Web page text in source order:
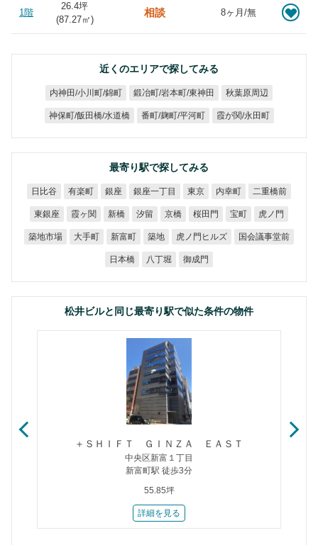
1階
26.4坪
(87.27㎡)
相談 8ヶ月/無
近くのエリアで探してみる
内神田/小川町/錦町 鍛冶町/岩本町/東神田 秋葉原周辺
神保町/飯田橋/水道橋 番町/麹町/平河町 霞が関/永田町
最寄り駅で探してみる
日比谷 有楽町 銀座 銀座一丁目 東京 内幸町 二重橋前
東銀座 霞ヶ関 新橋 汐留 京橋 桜田門 宝町 虎ノ門
築地市場 大手町 新富町 築地 虎ノ門ヒルズ 国会議事堂前
日本橋 八丁堀 御成門
松井ビルと同じ最寄り駅で似た条件の物件
＋ＳＨＩＦＴ ＧＩＮＺＡ ＥＡＳＴ
中央区新富１丁目
新富町駅 徒歩3分
55.85坪
詳細を見る